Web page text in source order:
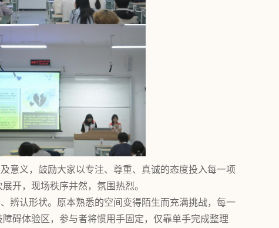
意义，鼓励大家以专注、尊重、真诚的态度投入每一项
开，现场秩序井然，氛围热烈。
辨认形状。原本熟悉的空间变得陌生而充满挑战，每一
碍体验区，参与者将惯用手固定，仅靠单手完成整理